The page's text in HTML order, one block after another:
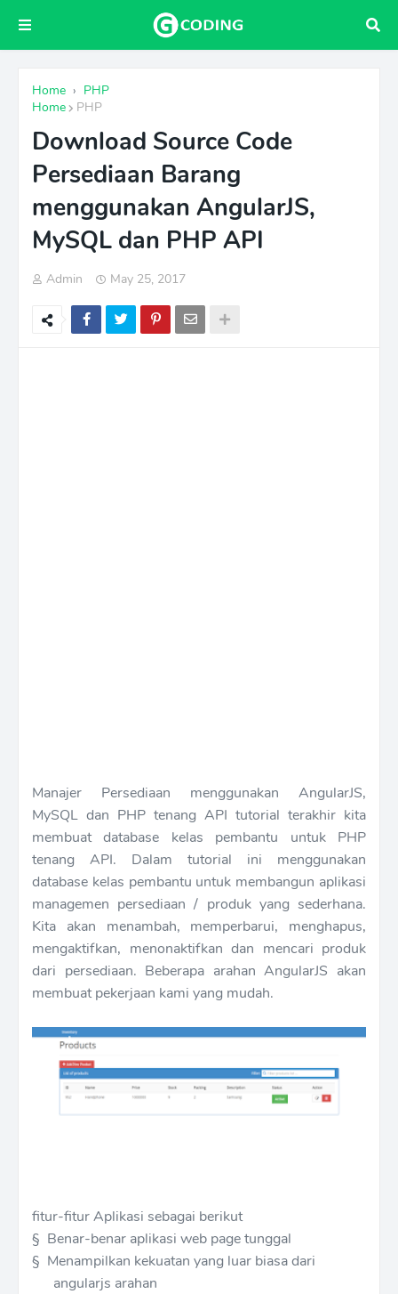
Home › PHP
Home
PHP
Download Source Code
Persediaan Barang
menggunakan AngularJS,
MySQL dan PHP API
Admin May 25, 2017
Manajer Persediaan menggunakan AngularJS,
MySQL dan PHP tenang API tutorial terakhir kita
membuat database kelas pembantu untuk PHP
tenang API. Dalam tutorial ini menggunakan
database kelas pembantu untuk membangun aplikasi
managemen persediaan / produk yang sederhana.
Kita akan menambah, memperbarui, menghapus,
mengaktifkan, menonaktifkan dan mencari produk
dari persediaan. Beberapa arahan AngularJS akan
membuat pekerjaan kami yang mudah.
fitur-fitur Aplikasi sebagai berikut
§ Benar-benar aplikasi web page tunggal
§ Menampilkan kekuatan yang luar biasa dari
angularjs arahan